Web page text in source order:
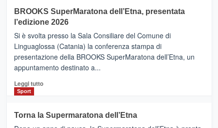
con
la
Al
via
i
collegamenti
BROOKS SuperMaratona dell’Etna, presentata
l’edizione 2026
Si è svolta presso la Sala Consiliare del Comune di
Linguaglossa (Catania) la conferenza stampa di
presentazione della BROOKS SuperMaratona dell’Etna, un
appuntamento destinato a...
Leggi tuttoLeggi
BROOKS
Sport
Torna la Supermaratona dell’Etna